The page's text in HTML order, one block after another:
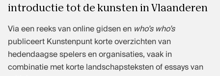
introductie tot de kunsten in Vlaanderen
Via een reeks van online gidsen en who’s who’s
publiceert Kunstenpunt korte overzichten van
hedendaagse spelers en organisaties, vaak in
combinatie met korte landschapsteksten of essays van